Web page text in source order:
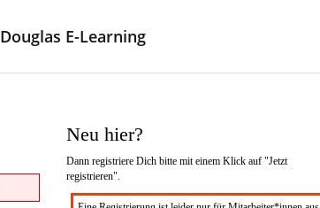
Douglas E-Learning
Neu hier?
Dann registriere Dich bitte mit einem Klick auf "Jetzt
registrieren".